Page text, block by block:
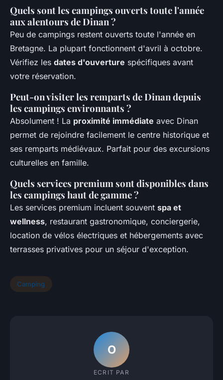
Quels sont les campings ouverts toute l'année
aux alentours de Dinan ?
Peu de campings restent ouverts toute l'année en
Bretagne. La plupart fonctionnent d'avril à octobre.
Vérifiez les dates d'ouverture spécifiques avant
votre réservation.
Peut-on visiter les remparts de Dinan depuis
les campings environnants ?
Absolument ! La proximité immédiate avec Dinan
permet de rejoindre facilement le centre historique et
ses remparts médiévaux. Parfait pour des excursions
culturelles en famille.
Quels services premium sont disponibles dans
les campings haut de gamme ?
Les services premium incluent souvent spa et
wellness, restaurant gastronomique, conciergerie,
location de vélos électriques et hébergements avec
terrasses privatives pour un séjour d'exception.
Camping
O
ECRIT PAR